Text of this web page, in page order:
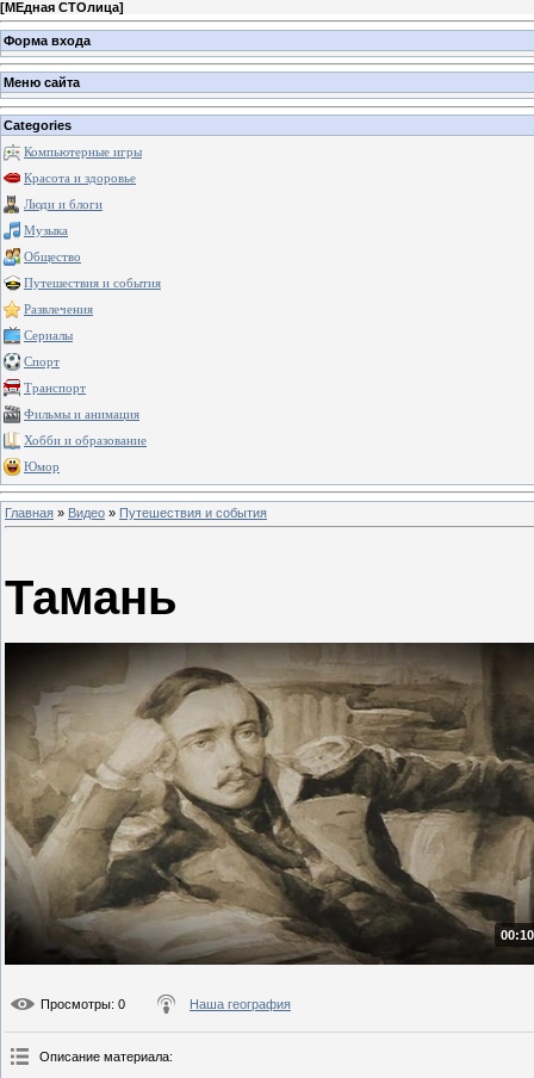
[МЕдная СТОлица]
Форма входа
Меню сайта
Categories
Компьютерные игры
Красота и здоровье
Люди и блоги
Музыка
Общество
Путешествия и события
Развлечения
Сериалы
Спорт
Транспорт
Фильмы и анимация
Хобби и образование
Юмор
Главная » Видео » Путешествия и события
Тамань
Просмотры: 0 Наша география
Описание материала: